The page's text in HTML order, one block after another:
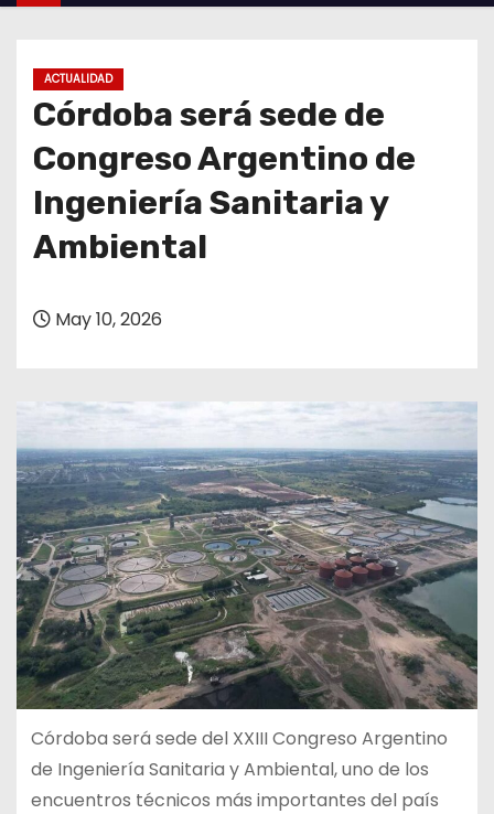
o
ACTUALIDAD
Córdoba será sede de
Congreso Argentino de
Ingeniería Sanitaria y
Ambiental
May 10, 2026
Córdoba será sede del XXIII Congreso Argentino
de Ingeniería Sanitaria y Ambiental, uno de los
encuentros técnicos más importantes del país